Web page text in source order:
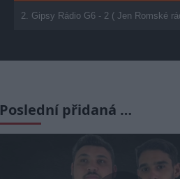
2. Gipsy Rádio G6 - 2 ( Jen Romské
Poslední přidaná …